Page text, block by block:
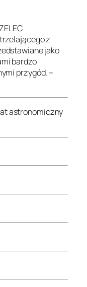
z
jako
bardzo
przygód. –
astronomiczny